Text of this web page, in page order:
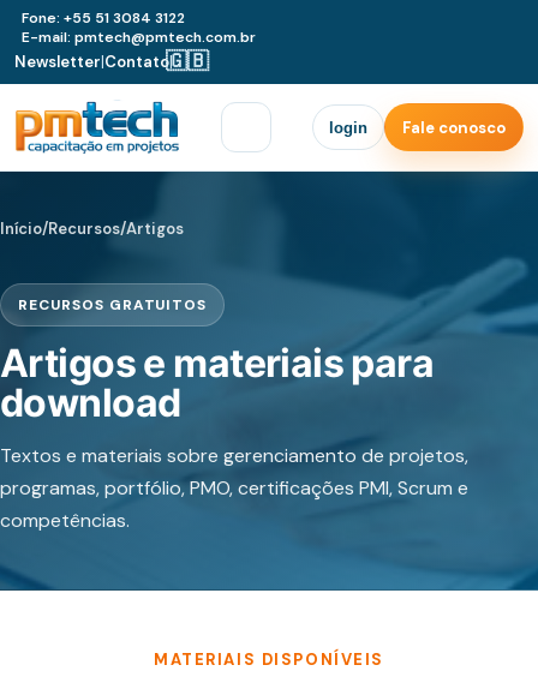
Fone: +55 51 3084 3122
E-mail: pmtech@pmtech.com.br
Newsletter|Contato|
🇬🇧
login Fale conosco
Início/Recursos/Artigos
RECURSOS GRATUITOS
Artigos e materiais para
download
Textos e materiais sobre gerenciamento de projetos,
programas, portfólio, PMO, certificações PMI, Scrum e
competências.
MATERIAIS DISPONÍVEIS